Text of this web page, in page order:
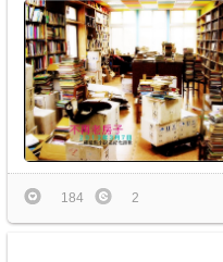
184 2